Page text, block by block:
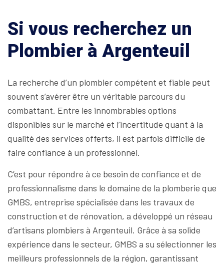
Si vous recherchez un
Plombier à Argenteuil
La recherche d’un plombier compétent et fiable peut
souvent s’avérer être un véritable parcours du
combattant. Entre les innombrables options
disponibles sur le marché et l’incertitude quant à la
qualité des services offerts, il est parfois difficile de
faire confiance à un professionnel.
C’est pour répondre à ce besoin de confiance et de
professionnalisme dans le domaine de la plomberie que
GMBS, entreprise spécialisée dans les travaux de
construction et de rénovation, a développé un réseau
d’artisans plombiers à Argenteuil. Grâce à sa solide
expérience dans le secteur, GMBS a su sélectionner les
meilleurs professionnels de la région, garantissant